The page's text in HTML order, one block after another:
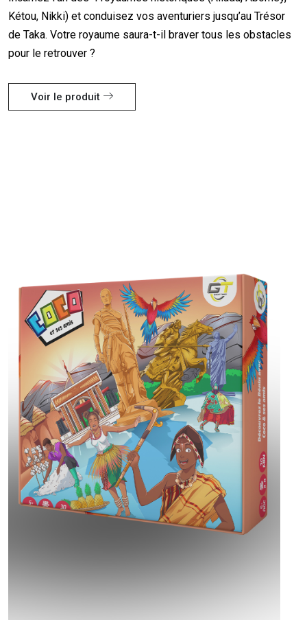
Kétou, Nikki) et conduisez vos aventuriers jusqu’au Trésor
de Taka. Votre royaume saura-t-il braver tous les obstacles
pour le retrouver ?
Voir le produit